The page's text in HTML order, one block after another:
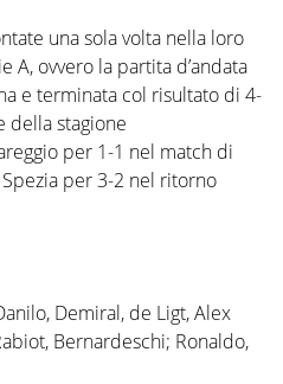
una sola volta nella loro
A, ovvero la partita d’andata
e terminata col risultato di 4-
della stagione
per 1-1 nel match di
per 3-2 nel ritorno
Demiral, de Ligt, Alex
Bernardeschi; Ronaldo,